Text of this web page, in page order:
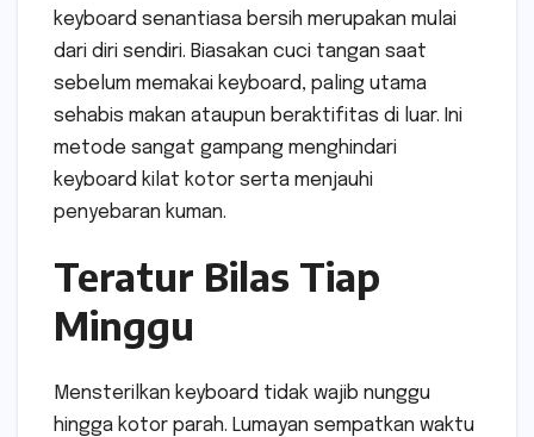
keyboard senantiasa bersih merupakan mulai
dari diri sendiri. Biasakan cuci tangan saat
sebelum memakai keyboard, paling utama
sehabis makan ataupun beraktifitas di luar. Ini
metode sangat gampang menghindari
keyboard kilat kotor serta menjauhi
penyebaran kuman.
Teratur Bilas Tiap
Minggu
Mensterilkan keyboard tidak wajib nunggu
hingga kotor parah. Lumayan sempatkan waktu